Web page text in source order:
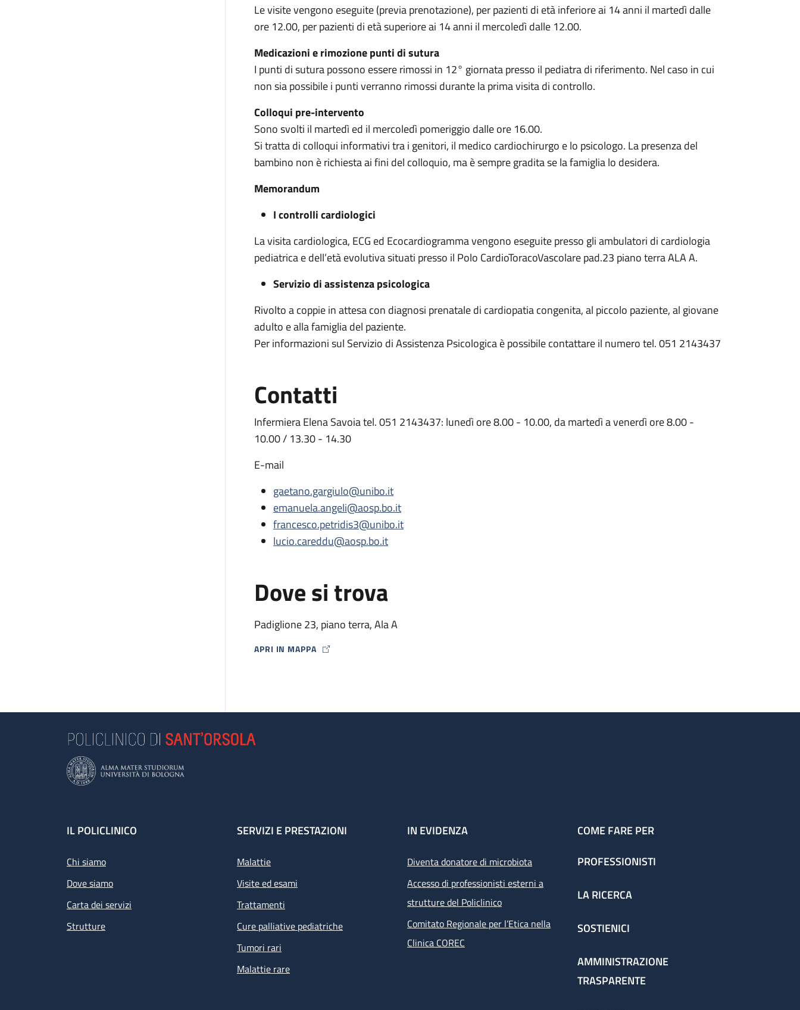
Le visite vengono eseguite (previa prenotazione), per pazienti di età inferiore ai 14 anni il martedì dalle
ore 12.00, per pazienti di età superiore ai 14 anni il mercoledì dalle 12.00.
Medicazioni e rimozione punti di sutura
I punti di sutura possono essere rimossi in 12° giornata presso il pediatra di riferimento. Nel caso in cui
non sia possibile i punti verranno rimossi durante la prima visita di controllo.
Colloqui pre-intervento
Sono svolti il martedì ed il mercoledì pomeriggio dalle ore 16.00.
Si tratta di colloqui informativi tra i genitori, il medico cardiochirurgo e lo psicologo. La presenza del
bambino non è richiesta ai fini del colloquio, ma è sempre gradita se la famiglia lo desidera.
Memorandum
I controlli cardiologici
La visita cardiologica, ECG ed Ecocardiogramma vengono eseguite presso gli ambulatori di cardiologia
pediatrica e dell’età evolutiva situati presso il Polo CardioToracoVascolare pad.23 piano terra ALA A.
Servizio di assistenza psicologica
Rivolto a coppie in attesa con diagnosi prenatale di cardiopatia congenita, al piccolo paziente, al giovane
adulto e alla famiglia del paziente.
Per informazioni sul Servizio di Assistenza Psicologica è possibile contattare il numero tel. 051 2143437
Contatti
Infermiera Elena Savoia tel. 051 2143437: lunedì ore 8.00 - 10.00, da martedì a venerdì ore 8.00 -
10.00 / 13.30 - 14.30
E-mail
gaetano.gargiulo@unibo.it
emanuela.angeli@aosp.bo.it
francesco.petridis3@unibo.it
lucio.careddu@aosp.bo.it
Dove si trova
Padiglione 23, piano terra, Ala A
APRI IN MAPPA
MAP ICON
Footer
IL POLICLINICO
Chi siamo
Dove siamo
Carta dei servizi
Strutture
SERVIZI E PRESTAZIONI
Malattie
Visite ed esami
Trattamenti
Cure palliative pediatriche
Tumori rari
Malattie rare
IN EVIDENZA
Diventa donatore di microbiota
Accesso di professionisti esterni a
strutture del Policlinico
Comitato Regionale per l’Etica nella
Clinica COREC
COME FARE PER
PROFESSIONISTI
LA RICERCA
SOSTIENICI
AMMINISTRAZIONE
TRASPARENTE